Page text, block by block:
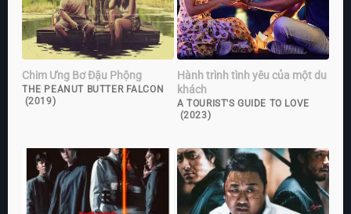
Chim Ưng Bơ Đậu Phộng
THE PEANUT BUTTER FALCON
(2019)
Hành trình tình yêu của một du
khách
A TOURIST'S GUIDE TO LOVE
(2023)